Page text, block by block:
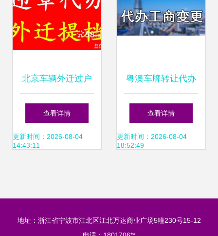
北京车辆外迁过户
提档转籍与异地验
车全流程详解 从按
查看详情
更新时间：2026-08-04
14:43:11
粤澳车牌转让代办
及按揭手续全攻略
查看详情
更新时间：2026-08-04
18:52:49
地址：浙江省宁波市江北区江北万达商业广场5幢230号15-12